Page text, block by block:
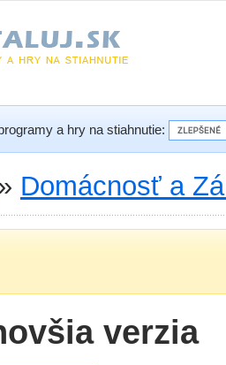
a hry na stiahnutie:
Domácnosť a
verzia